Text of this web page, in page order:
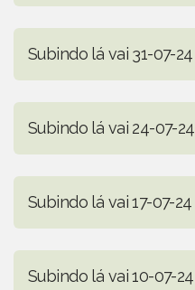
Subindo lá vai 31-07-24
Subindo lá vai 24-07-24
Subindo lá vai 17-07-24
Subindo lá vai 10-07-24